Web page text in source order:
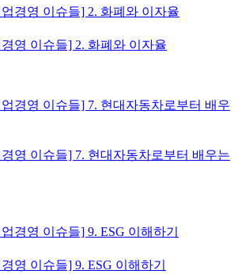
영 이슈들] 2. 화폐와 이자율
영 이슈들] 7. 현대자동차로부터 배우는
영 이슈들] 9. ESG 이해하기